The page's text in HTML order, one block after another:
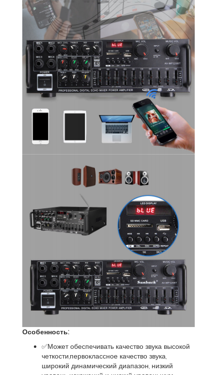
Особенность:
✅Может обеспечивать качество звука высокой
четкости,первоклассное качество звука,
широкий динамический диапазон, низкий